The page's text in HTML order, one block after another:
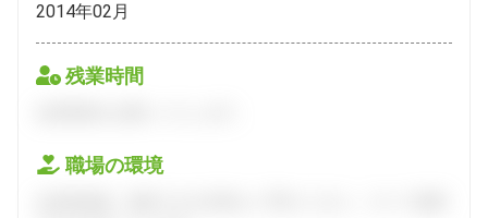
2014年02月
残業時間
職場の環境